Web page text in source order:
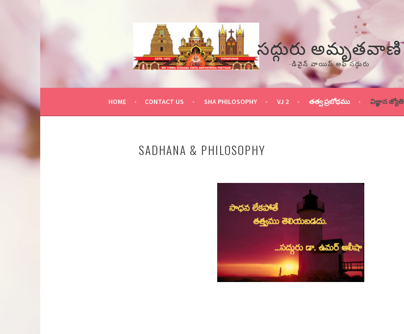
సద్గురు అమృతవాణి
-డివైన్ వాయిస్ అఫ్ సద్గురు
HOME CONTACT US SHA PHILOSOPHY VJ 2 తత్వ ప్రబోధము విజ్ఞాన జ్యోతి
SADHANA & PHILOSOPHY